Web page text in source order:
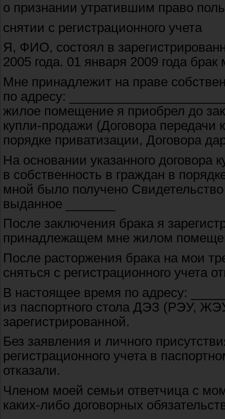
о признании утратившим право
снятии с регистрационного учета
Я, ФИО, состоял в
2005 года. 01 января 2009 года
Мне принадлежит на праве
по адресу:
жилое помещение я приобрел до
купли-продажи (Договора передачи
порядке приватизации, Договора
На основании указанного договора
в собственность в граждан в
мной было получено
выданное _______
После заключения брака я
принадлежащем мне жилом
После расторжения брака на мои
сняться с регистрационного учета
В настоящее время по адресу:
из паспортного стола ДЭЗ (РЭУ,
зарегистрированной.
Без заявления и личного
регистрационного учета в
отказали.
Членом моей семьи ответчица с
каких-либо договорных